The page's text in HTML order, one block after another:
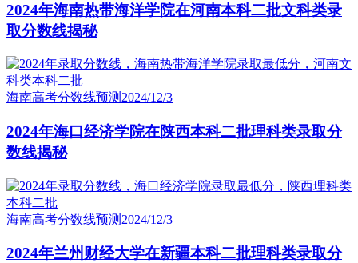
2024年海南热带海洋学院在河南本科二批文科类录
取分数线揭秘
海南高考分数线预测 2024/12/3
2024年海口经济学院在陕西本科二批理科类录取分
数线揭秘
海南高考分数线预测 2024/12/3
2024年兰州财经大学在新疆本科二批理科类录取分